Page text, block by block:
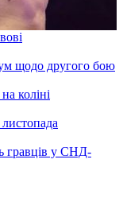
щодо другого бою
коліні
гравців у СНД-